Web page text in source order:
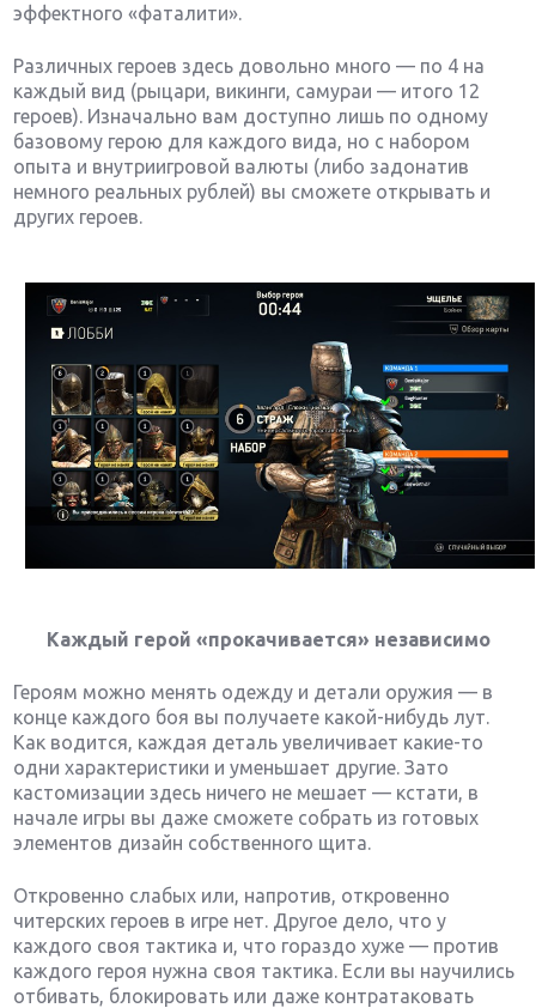
эффектного «фаталити».
Различных героев здесь довольно много — по 4 на
каждый вид (рыцари, викинги, самураи — итого 12
героев). Изначально вам доступно лишь по одному
базовому герою для каждого вида, но с набором
опыта и внутриигровой валюты (либо задонатив
немного реальных рублей) вы сможете открывать и
других героев.
Каждый герой «прокачивается» независимо
Героям можно менять одежду и детали оружия — в
конце каждого боя вы получаете какой-нибудь лут.
Как водится, каждая деталь увеличивает какие-то
одни характеристики и уменьшает другие. Зато
кастомизации здесь ничего не мешает — кстати, в
начале игры вы даже сможете собрать из готовых
элементов дизайн собственного щита.
Откровенно слабых или, напротив, откровенно
читерских героев в игре нет. Другое дело, что у
каждого своя тактика и, что гораздо хуже — против
каждого героя нужна своя тактика. Если вы научились
отбивать, блокировать или даже контратаковать